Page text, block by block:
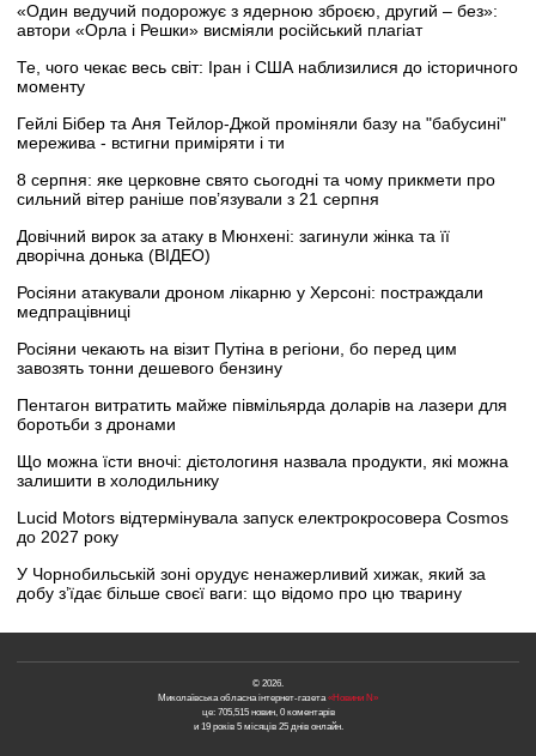
«Один ведучий подорожує з ядерною зброєю, другий – без»:
автори «Орла і Решки» висміяли російський плагіат
Те, чого чекає весь світ: Іран і США наблизилися до історичного
моменту
Гейлі Бібер та Аня Тейлор-Джой проміняли базу на "бабусині"
мережива - встигни приміряти і ти
8 серпня: яке церковне свято сьогодні та чому прикмети про
сильний вітер раніше пов’язували з 21 серпня
Довічний вирок за атаку в Мюнхені: загинули жінка та її
дворічна донька (ВІДЕО)
Росіяни атакували дроном лікарню у Херсоні: постраждали
медпрацівниці
Росіяни чекають на візит Путіна в регіони, бо перед цим
завозять тонни дешевого бензину
Пентагон витратить майже півмільярда доларів на лазери для
боротьби з дронами
Що можна їсти вночі: дієтологиня назвала продукти, які можна
залишити в холодильнику
Lucid Motors відтермінувала запуск електрокросовера Cosmos
до 2027 року
У Чорнобильській зоні орудує ненажерливий хижак, який за
добу з’їдає більше своєї ваги: що відомо про цю тварину
© 2026.
Миколаївська обласна інтернет-газета«Новини N»
це: 705,515 новин, 0 коментарів
и 19 років 5 місяців 25 днів онлайн.